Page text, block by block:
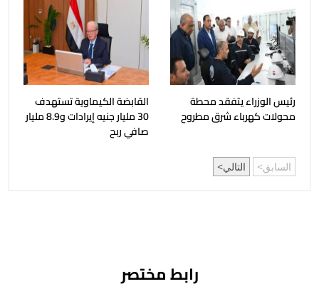
رئيس الوزراء يتفقد محطة
محولات كهرباء شرق مطروح
القابضة الكيماوية تستهدف
30 مليار جنيه إيرادات و8.9 مليار
صافي ربح
السابق التالي
رابط مختصر